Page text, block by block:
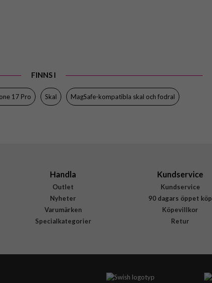
FINNS I
17 Pro Skal MagSafe-kompatibla skal och fodral
Handla
Outlet
Nyheter
Varumärken
Specialkategorier
Kundservice
Kundservice
90 dagars öppet köp
Köpevillkor
Retur